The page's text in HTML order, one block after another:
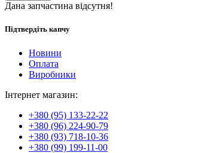
Дана запчастина відсутня!
Підтвердіть капчу
Новини
Оплата
Виробники
Інтернет магазин:
+380 (95) 133-22-22
+380 (96) 224-90-79
+380 (93) 718-10-36
+380 (99) 199-11-00